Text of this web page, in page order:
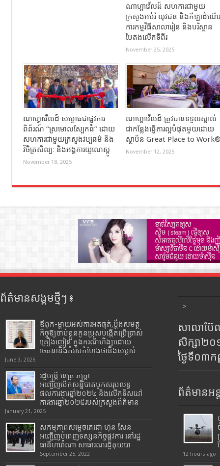
ណាហ្គាវើលដ៍ សហការជាមួយ
ក្រសួងអប់រំ យុវជន និងកីឡាដំណើរ
ការកម្មវិធីសាលារៀន និងបរិស្ថាន
បៃតងលើកទីពីរ
November 25, 2025
ណាហ្គាវើលដ៍ សម្ពោធជាផ្លូវការ
ពិព័រណ៍ “ស្រមោលស្បែកធំ” ដោយ
សហការជាមួយក្រសួងវប្បធម៌ និង
វិចិត្រសិល្បៈ និងអង្គការយូណេស្កូ
November 18, 2025
ណាហ្គាវើលដ៍ ត្រូវបានទទួលស្គាល់
ជាកន្លែងធ្វើការល្អបំផុតមួយដោយ
ស្ថាប័ន Great Place to
November 12, 2025
ព័ត៌មានសង្គមថ្មីៗ ៖
ឪពុក-ម្ដាយអស់ការអត់ធ្មត់,ប្ដឹងសមត្ថ
កិច្ចឱ្យចាប់ខ្លួនកូនប្រុសបង្កើតប្រើប្រាស់
គ្រឿងញៀន ក្នុងករណីហិង្សាដោយ
ចេតនានិងគំរាមកំហែងថានឹងសម្លាប់
June 3, 2026
រដ្ឋមន្រ្តី​ នេត្រ​ ភក្ត្រា​
អញ្ជើញបើកសន្និបាតបូកសរុបលទ្ធ
ផលការងារឆ្នាំ២០២៤ និងលើកទិសដៅ
ការងារឆ្នាំ២០២៥របស់​ក្រសួង​ព័ត៌មាន​
January 21, 2025
សកម្មភាពសម្តេចតេជោ ហ៊ុន សែន
អញ្ជើញបំពេញទស្សនកិច្ចផ្លូវការ នៅរដ្ឋ
ធានីហាវ៉ាណា សាធារណរដ្ឋគុយបា
September 25, 2022
>
សាលាប៊ែ
សិក្សា២
ថ្ងៃទី០៣
ព័ត៌មានអន្
12 hours ago